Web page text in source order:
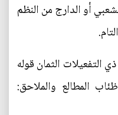
أو الدارج من النظم
التفعيلات الثمان قوله
المطالع والملاحق: